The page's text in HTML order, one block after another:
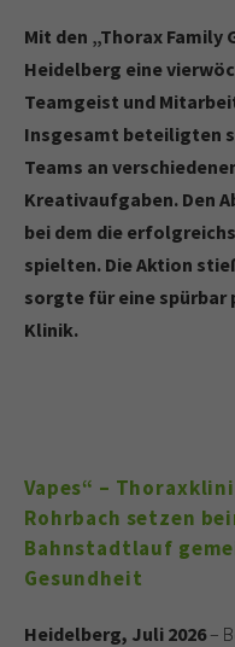
Mit den „Thorax
Heidelberg eine
Teamgeist und
Insgesamt beteiligten
Teams an
Kreativaufgaben. Den
bei dem die
spielten. Die Aktion
sorgte für eine spürbar
Klinik.
Vapes“ –
Rohrbach setzen
Bahnstadtlauf
Gesundheit
Heidelberg, Juli 2026–